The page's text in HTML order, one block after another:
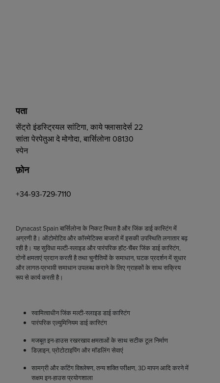
पता
सेंट्रो इंडस्ट्रियल सांटिगा, काये फ्लासादेर्स 22
सांता पेरपेतुआ दे मोगोदा, बार्सिलोना 08130
स्पेन
फ़ोन
+34-93-729-7110
Dynacast Spain बार्सिलोना के निकट स्थित है और जिंक डाई कास्टिंग में
अग्रणी है। ऑटोमोटिव और कॉस्मेटिक्स बाजारों में इसकी उपस्थिति लगातार बढ़
रही है। यह सुविधा मल्टी-स्लाइड और पारंपरिक हॉट-चैंबर जिंक डाई कास्टिंग,
दोनों क्षमताएं प्रदान करती है तथा चुनौतियों के समाधान, घटक प्रदर्शन में सुधार
और लागत-प्रभावी समाधान उपलब्ध कराने के लिए ग्राहकों के साथ सक्रिय
रूप से कार्य करती है।
स्वामित्वाधीन जिंक मल्टी-स्लाइड डाई कास्टिंग
पारंपरिक एल्युमिनियम डाई कास्टिंग
मजबूत इन-हाउस रखरखाव क्षमताओं के साथ सटीक टूल निर्माण
डिज़ाइन, प्रोटोटाइपिंग और मॉडलिंग सेवाएं
सामग्री और कटिंग विश्लेषण, तन्य शक्ति परीक्षण, 3D मापन आदि करने में
सक्षम इन-हाउस प्रयोगशाला